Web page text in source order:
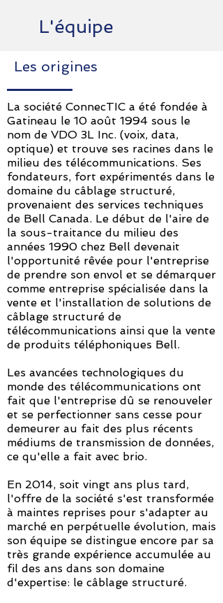
L'équipe
Les origines
La société ConnecTIC a été fondée à
Gatineau le 10 août 1994 sous le
nom de VDO 3L Inc. (voix, data,
optique) et trouve ses racines dans le
milieu des télécommunications. Ses
fondateurs, fort expérimentés dans le
domaine du câblage structuré,
provenaient des services techniques
de Bell Canada. Le début de l'aire de
la sous-traitance du milieu des
années 1990 chez Bell devenait
l'opportunité rêvée pour l'entreprise
de prendre son envol et se démarquer
comme entreprise spécialisée dans la
vente et l'installation de solutions de
câblage structuré de
télécommunications ainsi que la vente
de produits téléphoniques Bell.
Les avancées technologiques du
monde des télécommunications ont
fait que l'entreprise dû se renouveler
et se perfectionner sans cesse pour
demeurer au fait des plus récents
médiums de transmission de données,
ce qu'elle a fait avec brio.
En 2014, soit vingt ans plus tard,
l'offre de la société s'est transformée
à maintes reprises pour s'adapter au
marché en perpétuelle évolution, mais
son équipe se distingue encore par sa
très grande expérience accumulée au
fil des ans dans son domaine
d'expertise: le câblage structuré.